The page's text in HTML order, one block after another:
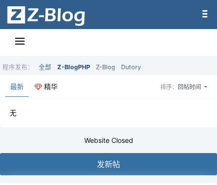
程序发布： 全部 Z-BlogPHP Z-Blog Dutory
最新 精华 排序： 回帖时间
无
Website Closed
发新帖